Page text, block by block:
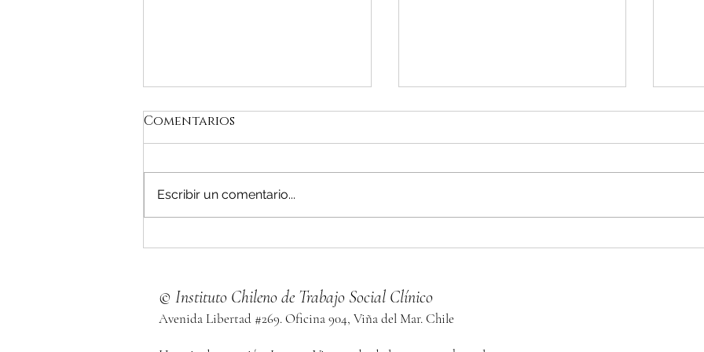
en trabajo social" en
unfv y expone
en chile en
colaboración con
Comentarios
Escribir un comentario...
© Instituto Chileno de Trabajo Social Clínico
Avenida Libertad #269. Oficina 904, Viña del Mar. Chile